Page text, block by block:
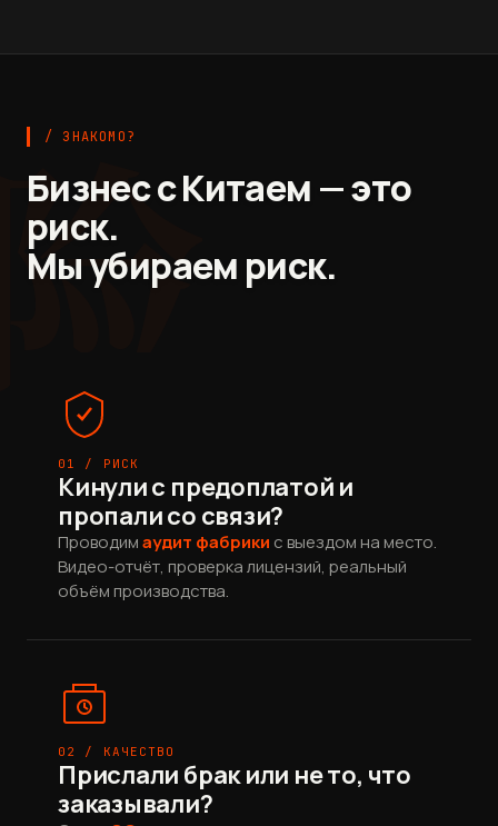
/ ЗНАКОМО?
Бизнес с Китаем — это
риск.
Мы убираем риск.
01 / РИСК
Кинули с предоплатой и
пропали со связи?
Проводимаудит фабрики с выездом на место.
Видео-отчёт, проверка лицензий, реальный
объём производства.
02 / КАЧЕСТВО
Прислали брак или не то, что
заказывали?